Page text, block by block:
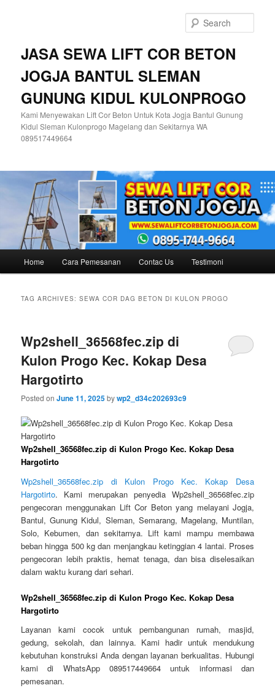
JASA SEWA LIFT COR BETON
JOGJA BANTUL SLEMAN
GUNUNG KIDUL KULONPROGO
Kami Menyewakan Lift Cor Beton Untuk Kota Jogja Bantul Gunung
Kidul Sleman Kulonprogo Magelang dan Sekitarnya WA
089517449664
Home Cara Pemesanan Contac Us Testimoni
TAG ARCHIVES:SEWA COR DAG BETON DI KULON PROGO
Wp2shell_36568fec.zip di
Kulon Progo Kec. Kokap Desa
Hargotirto
Posted onJune 11, 2025bywp2_d34c202693c9
Wp2shell_36568fec.zip di Kulon Progo Kec. Kokap Desa
Hargotirto
Wp2shell_36568fec.zip di Kulon Progo Kec. Kokap Desa
Hargotirto. Kami merupakan penyedia Wp2shell_36568fec.zip
pengecoran menggunakan Lift Cor Beton yang melayani Jogja,
Bantul, Gunung Kidul, Sleman, Semarang, Magelang, Muntilan,
Solo, Kebumen, dan sekitarnya. Lift kami mampu membawa
beban hingga 500 kg dan menjangkau ketinggian 4 lantai. Proses
pengecoran lebih praktis, hemat tenaga, dan bisa diselesaikan
dalam waktu kurang dari sehari.
Wp2shell_36568fec.zip di Kulon Progo Kec. Kokap Desa
Hargotirto
Layanan kami cocok untuk pembangunan rumah, masjid,
gedung, sekolah, dan lainnya. Kami hadir untuk mendukung
kebutuhan konstruksi Anda dengan layanan berkualitas. Hubungi
kami di WhatsApp 089517449664 untuk informasi dan
pemesanan.